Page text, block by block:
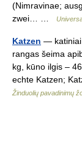
(Nimravinae;
zwei… …
Katzen — katiniai
rangas šeima
kg, kūno ilgis –
echte Katzen;
Žinduolių pavadinimų